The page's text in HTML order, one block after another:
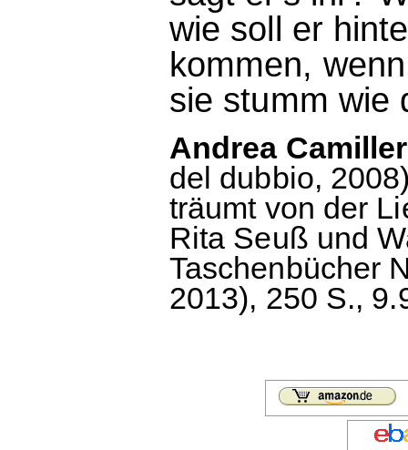
wie soll er
kommen,
sie stumm wie
Andrea
del dubbio,
träumt von der
Rita Seuß und
Taschenbücher
2013), 250 S.,